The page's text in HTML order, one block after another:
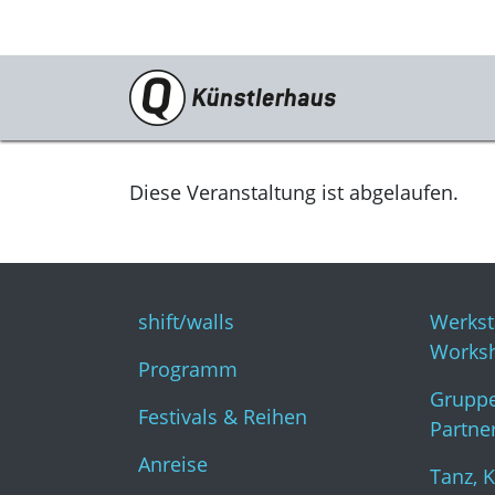
Besuch
shift/walls
Anreise
Tickets
Gastronomie
KunstKulturQuartier
Diese Veranstaltung ist abgelaufen.
shift/walls
Programm
Festivals & Reihen
Anreise
Tanz,